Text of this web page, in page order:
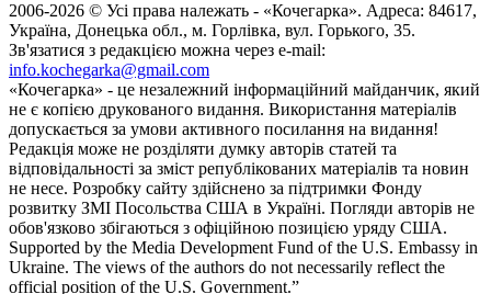
2006-2026 © Усі права належать - «Кочегарка». Адреса: 84617,
Україна, Донецька обл., м. Горлівка, вул. Горького, 35.
Зв'язатися з редакцією можна через e-mail:
info.kochegarka@gmail.com
«Кочегарка» - це незалежний інформаційний майданчик, який
не є копією друкованого видання. Використання матеріалів
допускається за умови активного посилання на видання!
Редакція може не розділяти думку авторів статей та
відповідальності за зміст републікованих матеріалів та новин
не несе. Розробку сайту здійснено за підтримки Фонду
розвитку ЗМІ Посольства США в Україні. Погляди авторів не
обов'язково збігаються з офіційною позицією уряду США.
Supported by the Media Development Fund of the U.S. Embassy in
Ukraine. The views of the authors do not necessarily reflect the
official position of the U.S. Government.”